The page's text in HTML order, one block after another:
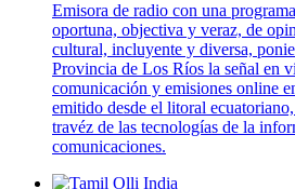
Emisora de radio con una
oportuna, objectiva y veraz, de
cultural, incluyente y diversa,
Provincia de Los Ríos la señal en
comunicación y emisiones online
emitido desde el litoral
travéz de las tecnologías de la
comunicaciones.